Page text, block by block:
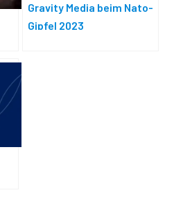
Gravity Media beim Nato-
Gipfel 2023